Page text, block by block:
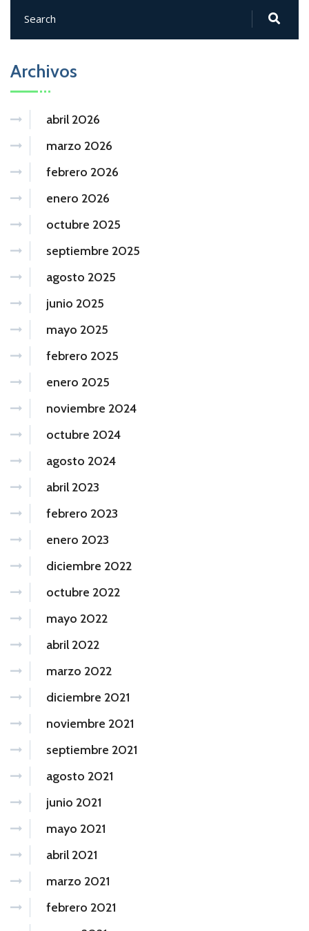
Archivos
abril 2026
marzo 2026
febrero 2026
enero 2026
octubre 2025
septiembre 2025
agosto 2025
junio 2025
mayo 2025
febrero 2025
enero 2025
noviembre 2024
octubre 2024
agosto 2024
abril 2023
febrero 2023
enero 2023
diciembre 2022
octubre 2022
mayo 2022
abril 2022
marzo 2022
diciembre 2021
noviembre 2021
septiembre 2021
agosto 2021
junio 2021
mayo 2021
abril 2021
marzo 2021
febrero 2021